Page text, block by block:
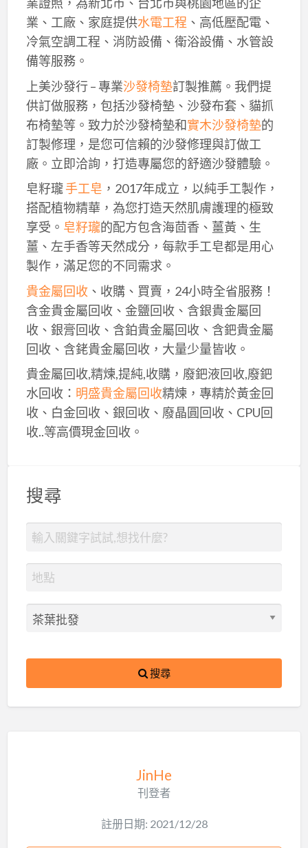
業、工廠、家庭提供水電工程 、高低壓配電、
冷氣空調工程、消防設備、衛浴設備、水管設
備等服務。
上美沙發行 – 專業沙發椅墊訂製推薦。我們提
供訂做服務，包括沙發椅墊、沙發布套、貓抓
布椅墊等。致力於沙發椅墊和實木沙發椅墊的
訂製修理，是您可信賴的沙發修理與訂做工
廠。立即洽詢，打造專屬您的舒適沙發體驗。
皂籽瓏手工皂 ，2017年成立，以純手工製作，
搭配植物精華，為您打造天然肌膚護理的極致
享受。 皂籽瓏的配方包含海茴香、薑黃、生
薑、左手香等天然成分，每款手工皂都是用心
製作，滿足您的不同需求。
貴金屬回收、收購、買賣，24小時全省服務！
含金貴金屬回收、金鹽回收、含銀貴金屬回
收、銀膏回收、含鉑貴金屬回收、含鈀貴金屬
回收、含銠貴金屬回收，大量少量皆收。
貴金屬回收,精煉,提純,收購，廢鈀液回收,廢鈀
水回收： 明盛貴金屬回收精煉，專精於黃金回
收、白金回收、銀回收、廢晶圓回收、CPU回
收..等高價現金回收。
搜尋
搜尋
JinHe
刊登者
註册日期: 2021/12/28